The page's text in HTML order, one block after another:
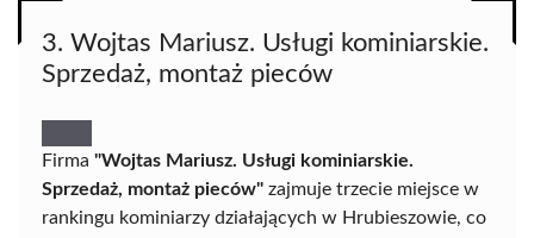
3. Wojtas Mariusz. Usługi kominiarskie.
Sprzedaż, montaż pieców
Firma "Wojtas Mariusz. Usługi kominiarskie.
Sprzedaż, montaż pieców" zajmuje trzecie miejsce w
rankingu kominiarzy działających w Hrubieszowie, co